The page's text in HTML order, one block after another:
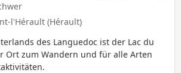
l'Hérault (Hérault)
des Languedoc ist der Lac du
Ort zum Wandern und für alle Arten